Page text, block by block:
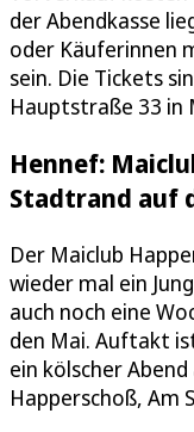
der Abendkasse
oder Käuferinnen
sein. Die Tickets
Hauptstraße 33 in
Hennef:
Stadtrand auf
Der Maiclub
wieder mal ein
auch noch eine
den Mai. Auftakt
ein kölscher
Happerschoß, Am